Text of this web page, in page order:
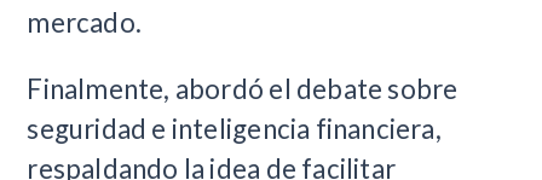
mercado.
Finalmente, abordó el debate sobre
seguridad e inteligencia financiera,
respaldando la idea de facilitar